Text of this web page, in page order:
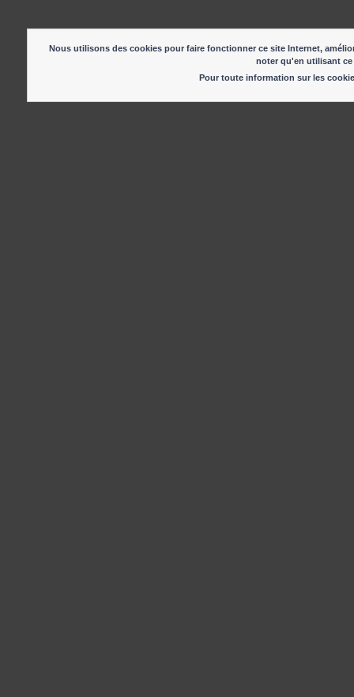
Nous utilisons des cookies pour faire fonctionner ce site Internet,
noter qu'en utilisant
Pour toute information sur les